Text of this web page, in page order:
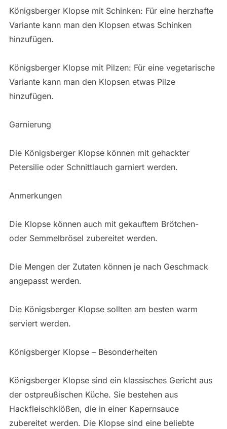
Königsberger Klopse mit Schinken: Für eine herzhafte
Variante kann man den Klopsen etwas Schinken
hinzufügen.
Königsberger Klopse mit Pilzen: Für eine vegetarische
Variante kann man den Klopsen etwas Pilze
hinzufügen.
Garnierung
Die Königsberger Klopse können mit gehackter
Petersilie oder Schnittlauch garniert werden.
Anmerkungen
Die Klopse können auch mit gekauftem Brötchen-
oder Semmelbrösel zubereitet werden.
Die Mengen der Zutaten können je nach Geschmack
angepasst werden.
Die Königsberger Klopse sollten am besten warm
serviert werden.
Königsberger Klopse – Besonderheiten
Königsberger Klopse sind ein klassisches Gericht aus
der ostpreußischen Küche. Sie bestehen aus
Hackfleischklößen, die in einer Kapernsauce
zubereitet werden. Die Klopse sind eine beliebte